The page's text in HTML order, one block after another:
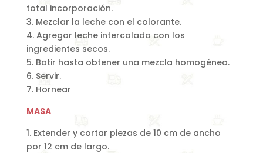
total incorporación.
3. Mezclar la leche con el colorante.
4. Agregar leche intercalada con los
ingredientes secos.
5. Batir hasta obtener una mezcla homogénea.
6. Servir.
7. Hornear
MASA
1. Extender y cortar piezas de 10 cm de ancho
por 12 cm de largo.